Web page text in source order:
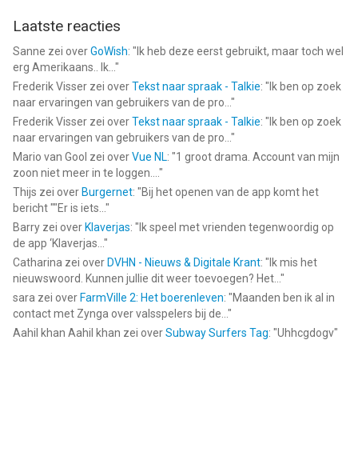
Filter supermarkten op beschikbare aanbieding,
Kies je favorieten, wij leveren ze.
Sluit je aan bij de miljoenen mensen die Deliveroo al hebben
gedownload.
Laat nu, of later, jouw eten of boodschappen leveren. Of je nu
zin hebt in iets speciaals van jouw favoriet Indisch of
hamburger restaurant, of je zin hebt in een kleine snack of een
opbeurende fastfood, download de Deliveroo-app en wij
leveren binnen enkele minuten rechtstreeks aan jouw deur.
--
Deliveroo: Eten en winkelen van Deliveroo is een app voor
iPhone, iPad en iPod touch met iOS versie 16.0 of hoger,
geschikt bevonden voor gebruikers met leeftijden vanaf12 jaar
Laatste reacties
Sanne zei overGoWish: " Ik heb deze eerst gebruikt, maar toch wel
erg Amerikaans.. Ik... "
Frederik Visser zei overTekst naar spraak - Talkie: " Ik ben op zoek
naar ervaringen van gebruikers van de pro... "
Frederik Visser zei overTekst naar spraak - Talkie: " Ik ben op zoek
naar ervaringen van gebruikers van de pro... "
Mario van Gool zei overVue NL: "1 groot drama. Account van mijn
zoon niet meer in te loggen.... "
Thijs zei over Burgernet: "Bij het openen van de app komt het
bericht ""Er is iets... "
Barry zei over Klaverjas: " Ik speel met vrienden tegenwoordig op
de app ‘Klaverjas... "
Catharina zei over DVHN - Nieuws & Digitale Krant: " Ik mis het
nieuwswoord. Kunnen jullie dit weer toevoegen? Het... "
sara zei over FarmVille 2: Het boerenleven: "Maanden ben ik al in
contact met Zynga over valsspelers bij de... "
Aahil khan Aahil khan zei overSubway Surfers Tag: "Uhhcgdogv"